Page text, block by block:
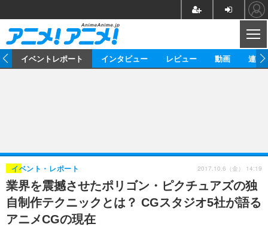
ゲーム グッズ
イベント 海外
海外イベント ビジネス
俳優・タレント アーティスト
ビジネス
アニメ 実写
イベント
動画
アニメ
連載・コラム
イベントレポート インタビュー レビュー 動画 連載
業界を震撼させたポリゴン・ピクチュアズの独
自制作テクニックとは？ CGスタジオ5社が語る
アニメCGの現在
イベント・レポート 2017.10.6（金） 14:19